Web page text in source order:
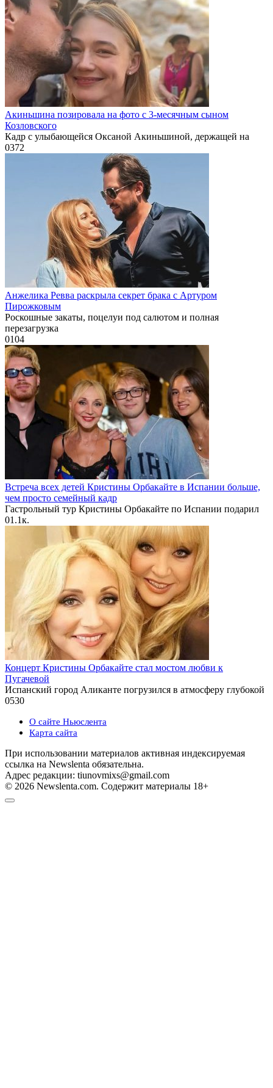
Акиньшина позировала на фото с 3-месячным сыном
Козловского
Кадр с улыбающейся Оксаной Акиньшиной, держащей на
0372
Анжелика Ревва раскрыла секрет брака с Артуром
Пирожковым
Роскошные закаты, поцелуи под салютом и полная
перезагрузка
0104
Встреча всех детей Кристины Орбакайте в Испании больше,
чем просто семейный кадр
Гастрольный тур Кристины Орбакайте по Испании подарил
01.1к.
Концерт Кристины Орбакайте стал мостом любви к
Пугачевой
Испанский город Аликанте погрузился в атмосферу глубокой
0530
О сайте Ньюслента
Карта сайта
При использовании материалов активная индексируемая
ссылка на Newslenta обязательна.
Адрес редакции: tiunovmixs@gmail.com
© 2026 Newslenta.com. Содержит материалы 18+